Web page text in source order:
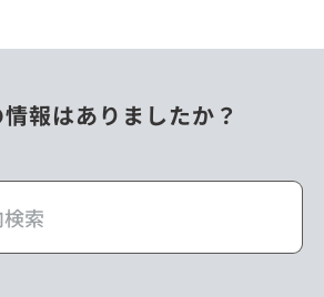
報はありましたか？